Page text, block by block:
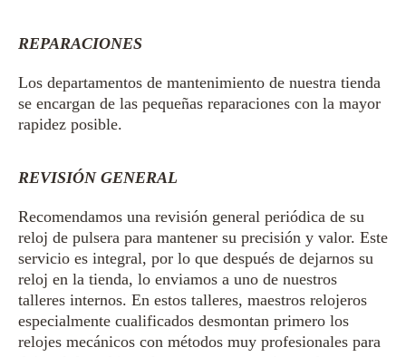
REPARACIONES
Los departamentos de mantenimiento de nuestra tienda
se encargan de las pequeñas reparaciones con la mayor
rapidez posible.
REVISIÓN GENERAL
Recomendamos una revisión general periódica de su
reloj de pulsera para mantener su precisión y valor. Este
servicio es integral, por lo que después de dejarnos su
reloj en la tienda, lo enviamos a uno de nuestros
talleres internos. En estos talleres, maestros relojeros
especialmente cualificados desmontan primero los
relojes mecánicos con métodos muy profesionales para